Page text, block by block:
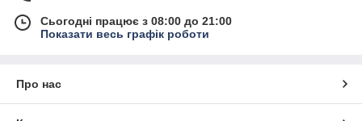
Сьогодні працює з 08:00 до 21:00
Показати весь графік роботи
Про нас